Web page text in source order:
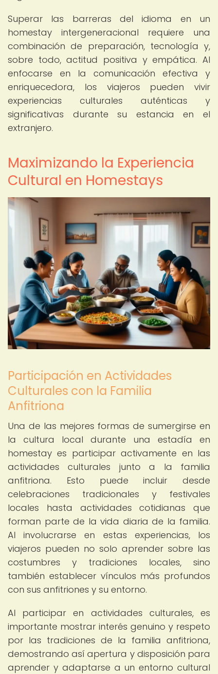
Superar las barreras del idioma en un
homestay intergeneracional requiere una
combinación de preparación, tecnología y,
sobre todo, actitud positiva y empática. Al
enfocarse en la comunicación efectiva y
enriquecedora, los viajeros pueden vivir
experiencias culturales auténticas y
significativas durante su estancia en el
extranjero.
Maximizando la Experiencia
Cultural en Homestays
Participación en Actividades
Culturales con la Familia
Anfitriona
Una de las mejores formas de sumergirse en
la cultura local durante una estadía en
homestay es participar activamente en las
actividades culturales junto a la familia
anfitriona. Esto puede incluir desde
celebraciones tradicionales y festivales
locales hasta actividades cotidianas que
forman parte de la vida diaria de la familia.
Al involucrarse en estas experiencias, los
viajeros pueden no solo aprender sobre las
costumbres y tradiciones locales, sino
también establecer vínculos más profundos
con sus anfitriones y su entorno.
Al participar en actividades culturales, es
importante mostrar interés genuino y respeto
por las tradiciones de la familia anfitriona,
demostrando así apertura y disposición para
aprender y adaptarse a un entorno cultural